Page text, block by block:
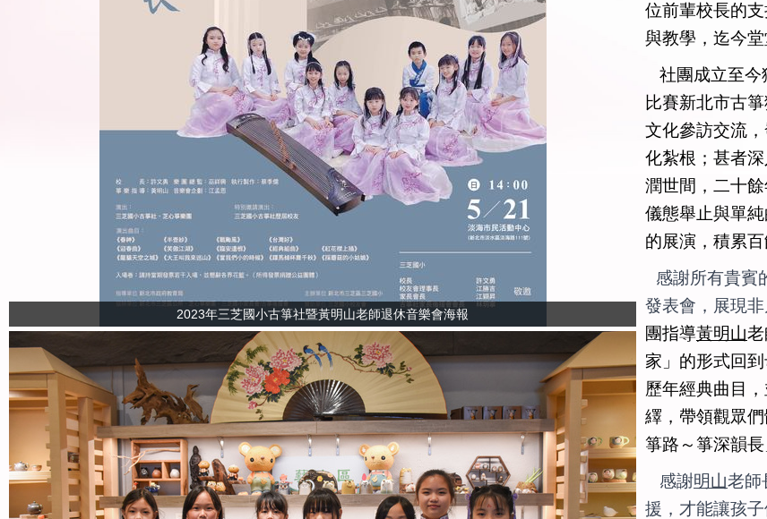
2023年三芝國小古箏社暨黃明山老師退休音樂會海報
位前輩校長的
與教學，迄今堂
社團成立至
比賽新北市古
文化參訪交流
化紮根；甚者
潤世間，二十
儀態舉止與單
的展演，積累百
感謝所有貴賓
發表會，展現
團指導黃明山
家」的形式回
歷年經典曲目
繹，帶領觀眾
箏路～箏深韻長
感謝明山老師
援，才能讓孩